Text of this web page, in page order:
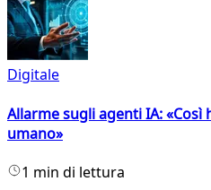
Digitale
Allarme sugli agenti IA:
umano»
1 min di lettura